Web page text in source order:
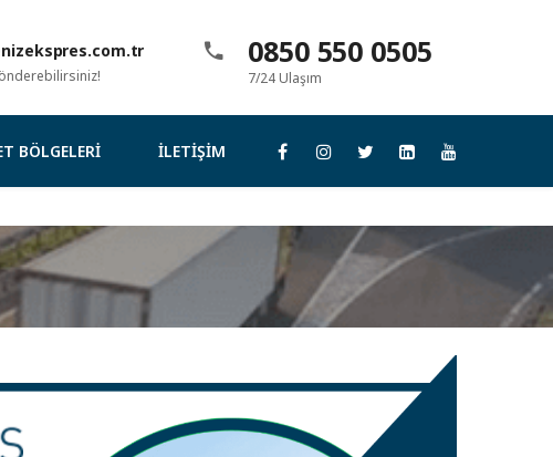
0850 550 0505
7/24 Ulaşım
BÖLGELERI İLETIŞIM